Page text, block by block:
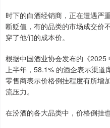
时下的白酒经销商，正在遭遇严
断贬值，有的品类的市场成交价
穿了他们的成本价。
根据中国酒业协会发布的《
上半年，58.1% 的酒企表示渠道
零售商表示价格倒挂程度有所增
流压力。
在汾酒的各大品类中，价格倒挂